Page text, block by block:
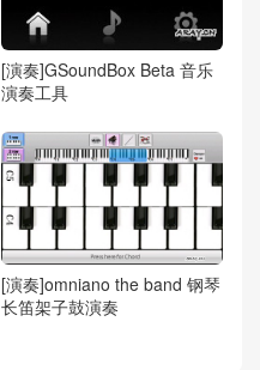
[演奏]GSoundBox Beta 音乐
演奏工具
[演奏]omniano the band 钢琴
长笛架子鼓演奏